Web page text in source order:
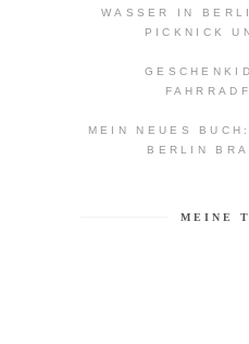
WASSER IN
PICKNICK
MEIN NEUES
BERLIN
MEINE